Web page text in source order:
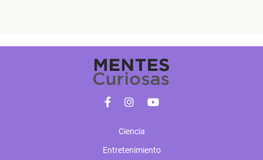
Ciencia
Entretenimiento